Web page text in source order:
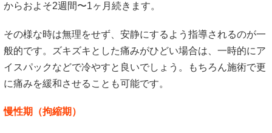
からおよそ2週間〜1ヶ月続きます。
その様な時は無理をせず、安静にするよう指導されるのが一
般的です。ズキズキとした痛みがひどい場合は、一時的にア
イスパックなどで冷やすと良いでしょう。もちろん施術で更
に痛みを緩和させることも可能です。
慢性期（拘縮期）